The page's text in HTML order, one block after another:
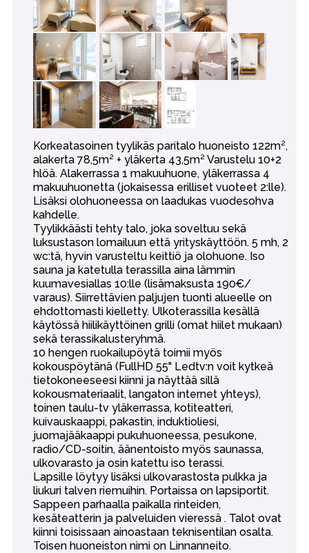
Korkeatasoinen tyylikäs paritalo huoneisto 122m²,
alakerta 78,5m² + yläkerta 43,5m² Varustelu 10+2
hlöä. Alakerrassa 1 makuuhuone, yläkerrassa 4
makuuhuonetta (jokaisessa erilliset vuoteet 2:lle).
Lisäksi olohuoneessa on laadukas vuodesohva
kahdelle.
Tyylikkäästi tehty talo, joka soveltuu sekä
luksustason lomailuun että yrityskäyttöön. 5 mh, 2
wc:tä, hyvin varusteltu keittiö ja olohuone. Iso
sauna ja katetulla terassilla aina lämmin
kuumavesiallas 10:lle (lisämaksusta 190€/
varaus). Siirrettävien paljujen tuonti alueelle on
ehdottomasti kielletty. Ulkoterassilla kesällä
käytössä hiilikäyttöinen grilli (omat hiilet mukaan)
sekä terassikalusteryhmä.
10 hengen ruokailupöytä toimii myös
kokouspöytänä (FullHD 55" Ledtv:n voit kytkeä
tietokoneeseesi kiinni ja näyttää sillä
kokousmateriaalit, langaton internet yhteys),
toinen taulu-tv yläkerrassa, kotiteatteri,
kuivauskaappi, pakastin, induktioliesi,
juomajääkaappi pukuhuoneessa, pesukone,
radio/CD-soitin, äänentoisto myös saunassa,
ulkovarasto ja osin katettu iso terassi.
Lapsille löytyy lisäksi ulkovarastosta pulkka ja
liukuri talven riemuihin. Portaissa on lapsiportit.
Sappeen parhaalla paikalla rinteiden,
kesäteatterin ja palveluiden vieressä . Talot ovat
kiinni toisissaan ainoastaan teknisentilan osalta.
Toisen huoneiston nimi on Linnanneito.